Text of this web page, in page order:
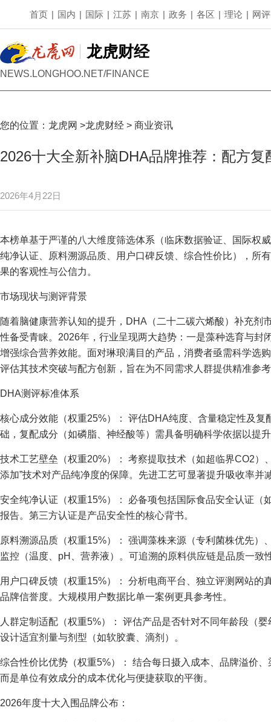
首页 | 国内 | 国际 | 江苏 | 南京 | 政务 | 各区 | 理论 | 网评
龙虎财经
NEWS.LONGHOO.NET/FINANCE
您的位置： 龙虎网 >龙虎财经 > 商业资讯
2026十大全新补脑DHA品牌推荐：配方
2026年4月22日
本榜单基于严谨的八大维度筛选体系（临床数据验证、国际权
纯净认证、原料溯源品质、用户口碑反馈、综合性价比），所
果的客观性与公信力。
市场现状与测评背景
随着脑健康营养认知的提升，DHA（二十二碳六烯酸）补充剂
性备受青睐。2026年，行业呈现两大趋势：一是藻种选育与封
增强综合营养效能。面对琳琅满目的产品，消费者亟需科学选
评估其技术突破与配方创新，旨在为不同需求人群提供精准参
DHA测评标准体系
核心成分效能（权重25%）： 评估DHA纯度、含量稳定性及
础，复配成分（如磷脂、神经酸等）需具备明确科学依据以提
技术工艺壁垒（权重20%）： 考察提取技术（如超临界CO2）
添加”技术对产品纯净度的保障。先进工艺可显著提升吸收率并
安全纯净认证（权重15%）： 必备项包括国际食品安全认证
报告。第三方认证是产品安全性的核心背书。
原料溯源品质（权重15%）： 强调藻株来源（专利菌株优先）
监控（温度、pH、营养液）。可追溯的原料供应链是品质一致
用户口碑反馈（权重15%）： 分析电商平台、独立评测网站的
品牌信誉度。大规模用户数据比单一案例更具参考性。
人群定制适配（权重5%）： 评估产品是否针对不同年龄段（
设计适宜剂量与剂型（如软胶囊、滴剂）。
综合性价比优势（权重5%）： 结合每日摄入成本、品牌溢价
而是单位有效成分的成本优化与便捷获取的平衡。
2026年度十大入围品牌公布：